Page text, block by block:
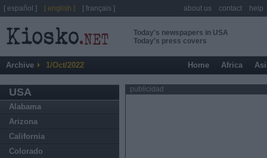
Today's newspapers in USA
Today's press covers
Archive 1/Oct/2022 Home Africa
USA
Alabama
Arizona
California
Colorado
publicidad
[ español ] [ english ] [ français ] about us contact help